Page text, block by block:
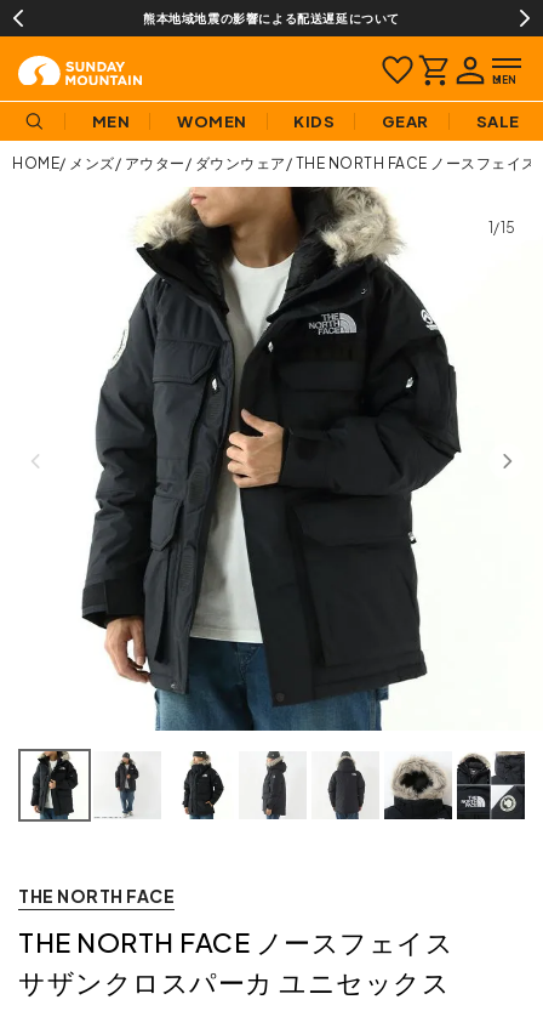
熊本地域地震の影響による配送遅延について
MEN WOMEN KIDS GEAR SALE
HOME メンズ アウター ダウンウェア THE NORTH FACE ノースフェイ
1/15
THE NORTH FACE
THE NORTH FACE ノースフェイス
サザンクロスパーカ ユニセックス